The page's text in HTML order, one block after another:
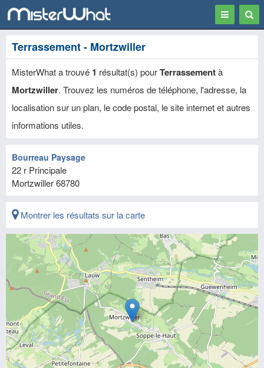
Toggle
Terrassement - Mortzwiller
MisterWhat a trouvé 1 résultat(s) pourTerrassementà
Mortzwiller. Trouvez les numéros de téléphone, l'adresse, la
localisation sur un plan, le code postal, le site internet et autres
informations utiles.
Bourreau Paysage
22 r Principale
Mortzwiller68780
Montrer les résultats sur la carte